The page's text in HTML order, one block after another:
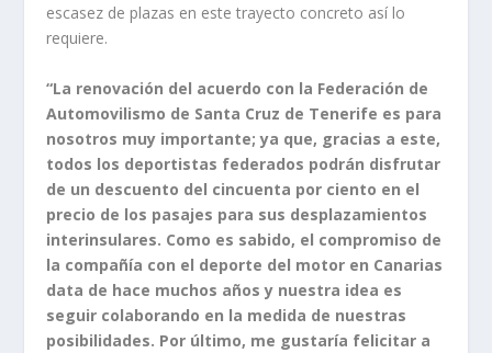
escasez de plazas en este trayecto concreto así lo
requiere.
“La renovación del acuerdo con la Federación de
Automovilismo de Santa Cruz de Tenerife es para
nosotros muy importante; ya que, gracias a este,
todos los deportistas federados podrán disfrutar
de un descuento del cincuenta por ciento en el
precio de los pasajes para sus desplazamientos
interinsulares. Como es sabido, el compromiso de
la compañía con el deporte del motor en Canarias
data de hace muchos años y nuestra idea es
seguir colaborando en la medida de nuestras
posibilidades. Por último, me gustaría felicitar a